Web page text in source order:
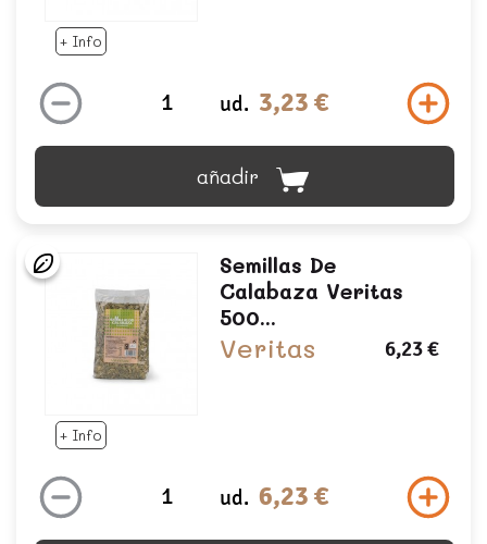
+ Info
ud. 3,23 €
añadir
+ Info
Semillas De
Calabaza Veritas
500...
Veritas 6,23 €
ud. 6,23 €